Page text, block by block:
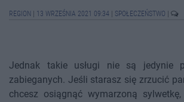
REGION 13 WRZEŚNIA 2021 09:34 SPOŁECZEŃSTWO
Jednak takie usługi nie są jedynie
zabieganych. Jeśli starasz się zrzucić
chcesz osiągnąć wymarzoną sylwetkę,